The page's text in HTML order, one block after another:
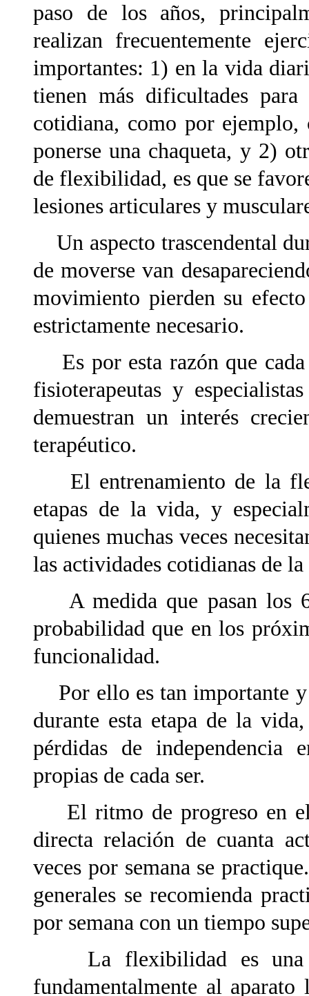
paso de los años,
realizan frecuentemente
importantes: 1) en la vida
tienen más dificultades
cotidiana, como por
ponerse una chaqueta, y 2)
de flexibilidad, es que se
lesiones articulares y
Un aspecto trascendental
de moverse van
movimiento pierden su
estrictamente necesario.
Es por esta razón que
fisioterapeutas y
demuestran un interés
terapéutico.
El entrenamiento de la
etapas de la vida, y
quienes muchas veces
las actividades cotidianas de
A medida que pasan los
probabilidad que en los
funcionalidad.
Por ello es tan importante y
durante esta etapa de la
pérdidas de independencia
propias de cada ser.
El ritmo de progreso en el
directa relación de cuanta
veces por semana se
generales se recomienda
por semana con un tiempo
La flexibilidad es una
fundamentalmente al